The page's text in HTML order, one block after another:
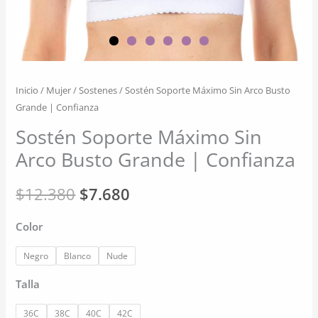
Inicio / Mujer/Sostenes/ Sostén Soporte Máximo Sin Arco Busto
Grande | Confianza
Sostén Soporte Máximo Sin
Arco Busto Grande | Confianza
$12.380 El
original
$12.380.
$7.680
actual
$7.680.
Color
Negro Blanco Nude
Talla
36C 38C 40C 42C